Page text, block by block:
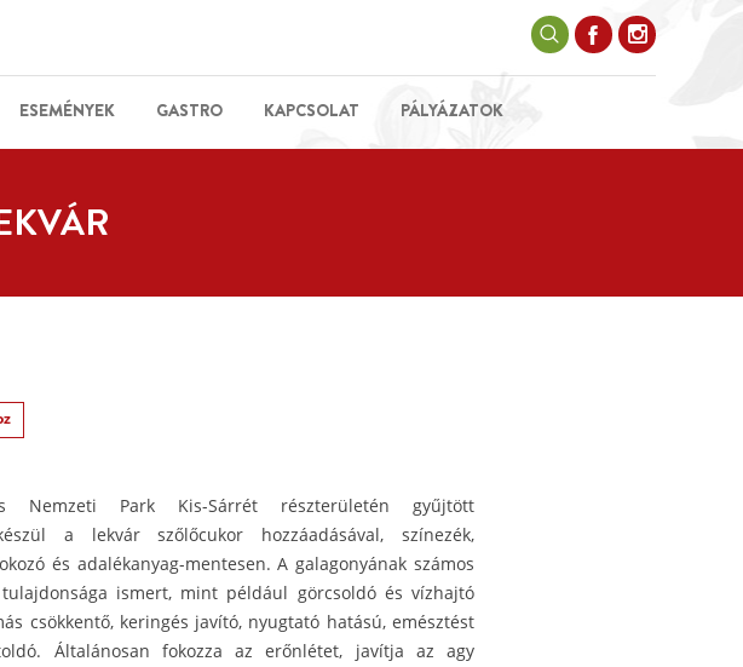
ESEMÉNYEK GASTRO KAPCSOLAT PÁLYÁZATOK
Nemzeti Park Kis-Sárrét részterületén gyűjtött
a lekvár szőlőcukor hozzáadásával, színezék,
és adalékanyag-mentesen. A galagonyának számos
ismert, mint például görcsoldó és vízhajtó
csökkentő, keringés javító, nyugtató hatású, emésztést
Általánosan fokozza az erőnlétet, javítja az agy